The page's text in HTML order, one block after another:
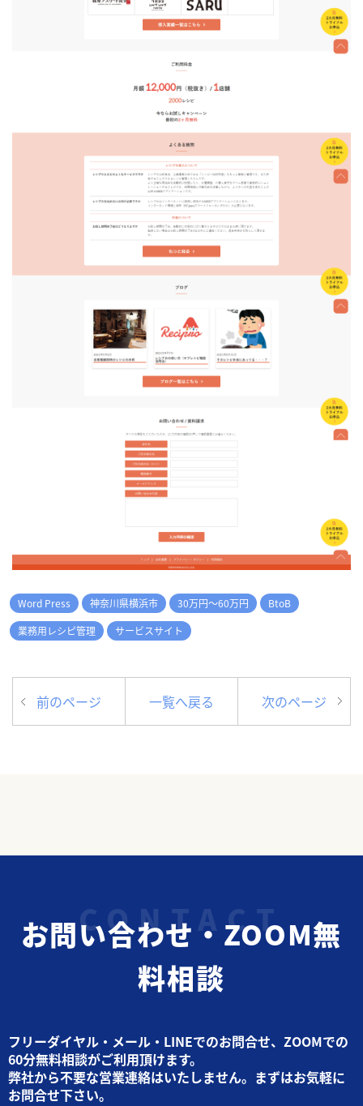
Word Press 神奈川県横浜市 30万円～60万円
BtoB
業務用レシピ管理
サービスサイト
前のページ 一覧へ戻る 次のページ
お問い合わせ・ZOOM無
料相談
フリーダイヤル・メール・LINEでのお問合せ、ZOOMでの
60分無料相談がご利用頂けます。
弊社から不要な営業連絡はいたしません。まずはお気軽に
お問合せ下さい。